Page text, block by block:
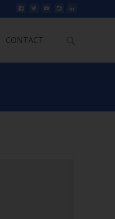
CONTACT